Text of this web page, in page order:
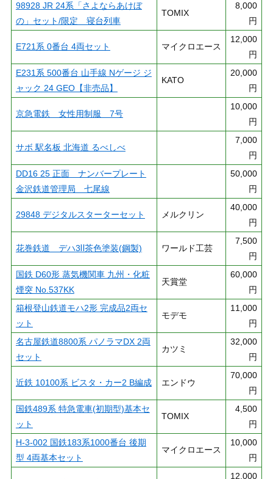
98928 JR 24系「さよならあけぼ
の」セット/限定 寝台列車
TOMIX
8,000
円
E721系 0番台 4両セット マイクロエース
12,000
円
E231系 500番台 山手線 Nゲージ ジ
ャック 24 GEO【非売品】
KATO
20,000
円
京急電鉄 女性用制服 7号
10,000
円
サボ 駅名板 北海道 るべしべ
7,000
円
DD16 25 正面 ナンバープレート
金沢鉄道管理局 七尾線
50,000
円
29848 デジタルスターターセット メルクリン
40,000
円
花巻鉄道 デハ3Ⅱ茶色塗装(鋼製) ワールド工芸
7,500
円
国鉄 D60形 蒸気機関車 九州・化粧
煙突 No.537KK
天賞堂
60,000
円
箱根登山鉄道モハ2形 完成品2両セ
ット
モデモ
11,000
円
名古屋鉄道8800系 パノラマDX 2両
セット
カツミ
32,000
円
近鉄 10100系 ビスタ・カー2 B編成 エンドウ
70,000
円
国鉄489系 特急電車(初期型)基本セ
ット
TOMIX
4,500
円
H-3-002 国鉄183系1000番台 後期
型 4両基本セット
マイクロエース
10,000
円
12,000